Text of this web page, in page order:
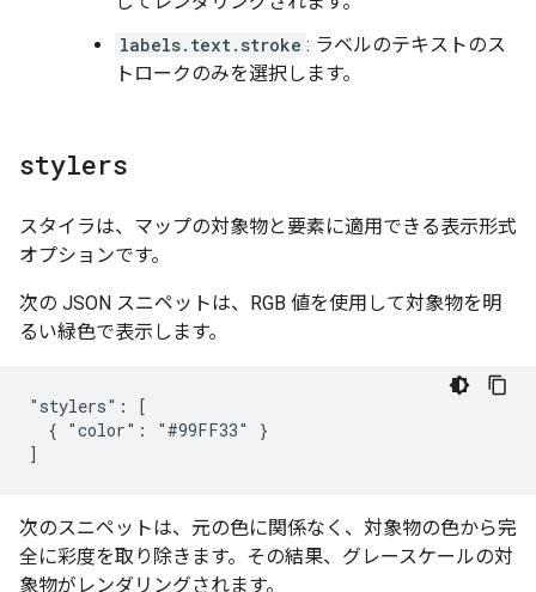
labels.text.stroke : ラベルのテキストのス
トロークのみを選択します。
stylers
スタイラは、マップの対象物と要素に適用できる表示形式
オプションです。
次の JSON スニペットは、RGB 値を使用して対象物を明
るい緑色で表示します。
"stylers": [
  { "color": "#99FF33" }
]
次のスニペットは、元の色に関係なく、対象物の色から完
全に彩度を取り除きます。その結果、グレースケールの対
象物がレンダリングされます。